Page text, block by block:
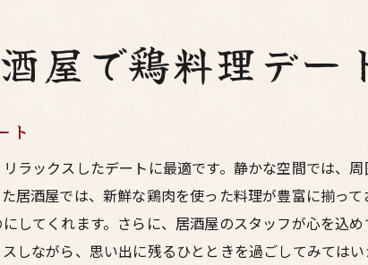
デートにぴったりの個室居酒屋
新鮮な鶏肉で作る絶品料理
心に残るひとときを演出する居酒屋
梅田の居酒屋で鶏料理デートプライベートな
個室で楽しむリラックスしたデート
屋で鶏料理デー
ト
ラックスしたデートに最適です。静かな空間では、
居酒屋では、新鮮な鶏肉を使った料理が豊富に揃っ
してくれます。さらに、居酒屋のスタッフが心を込
しながら、思い出に残るひとときを過ごしてみてはい